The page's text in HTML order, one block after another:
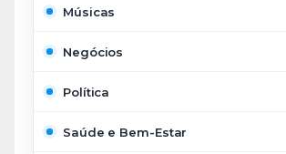
Músicas
Negócios
Política
Saúde e Bem-Estar